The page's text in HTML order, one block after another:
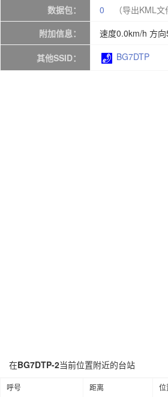
数据包：
0 （导出KML文
附加信息：
速度0.0km/h 方向
其他SSID： BG7DTP
在BG7DTP-2当前位置附近的台站
呼号 距离
位